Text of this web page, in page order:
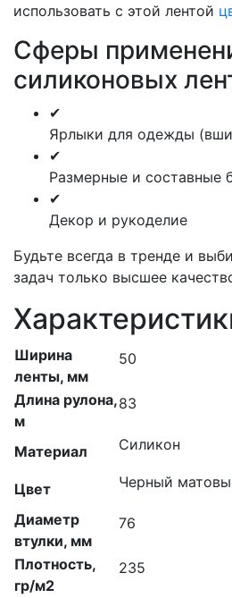
использовать с этой лентой
Сферы
силиконовых
✔
Ярлыки для одежды
✔
Размерные и составные
✔
Декор и рукоделие
Будьте всегда в тренде и
задач только высшее
Ширина
ленты, мм
50
Длина рулона,
м
83
Материал Силикон
Цвет Черный
Диаметр
втулки, мм
76
Плотность,
гр/м2
235